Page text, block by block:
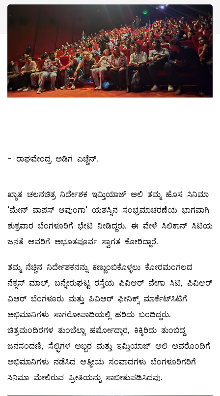
- ರಾಘವೇಂದ್ರ ಅಡಿಗ ಎಚ್ಚೆನ್.
ಖ್ಯಾತ ಚಲನಚಿತ್ರ ನಿರ್ದೇಶಕ ಇಮ್ತಿಯಾಜ್ ಅಲಿ ತಮ್ಮ ಹೊಸ ಸಿನಿಮಾ
'ಮೇನ್ ವಾಪಸ್ ಆವುಂಗಾ' ಯಶಸ್ಸಿನ ಸಂಭ್ರಮಾಚರಣೆಯ ಭಾಗವಾಗಿ
ಶುಕ್ರವಾರ ಬೆಂಗಳೂರಿಗೆ ಭೇಟಿ ನೀಡಿದ್ದರು. ಈ ವೇಳೆ ಸಿಲಿಕಾನ್ ಸಿಟಿಯ
ಜನತೆ ಅವರಿಗೆ ಅಭೂತಪೂರ್ವ ಸ್ವಾಗತ ಕೋರಿದ್ದಾರೆ.
ತಮ್ಮ ನೆಚ್ಚಿನ ನಿರ್ದೇಶಕನನ್ನು ಕಣ್ಣುಂಬಿಕೊಳ್ಳಲು ಕೋರಮಂಗಲದ
ನೆಕ್ಸಸ್ ಮಾಲ್, ಬನ್ನೇರುಘಟ್ಟ ರಸ್ತೆಯ ಪಿವಿಆರ್ ವೇಗಾ ಸಿಟಿ, ಪಿವಿಆರ್
ವಿಆರ್ ಬೆಂಗಳೂರು ಮತ್ತು ಪಿವಿಆರ್ ಫೀನಿಕ್ಸ್ ಮಾರ್ಕೆಟ್‌ಸಿಟಿಗೆ
ಅಭಿಮಾನಿಗಳು ಸಾಗರೋಪಾದಿಯಲ್ಲಿ ಹರಿದು ಬಂದಿದ್ದರು.
ಚಿತ್ರಮಂದಿರಗಳ ತುಂಬೆಲ್ಲಾ ಹರ್ಷೋದ್ಗಾರ, ಕಿಕ್ಕಿರಿದು ತುಂಬಿದ್ದ
ಜನಸಂದಣಿ, ಸೆಲ್ಫಿಗಳ ಅಬ್ಬರ ಮತ್ತು ಇಮ್ತಿಯಾಜ್ ಅಲಿ ಅವರೊಂದಿಗೆ
ಅಭಿಮಾನಿಗಳು ನಡೆಸಿದ ಆತ್ಮೀಯ ಸಂವಾದಗಳು ಬೆಂಗಳೂರಿಗರಿಗೆ
ಸಿನಿಮಾ ಮೇಲಿರುವ ಪ್ರೀತಿಯನ್ನು ಸಾಬೀತುಪಡಿಸಿದವು.